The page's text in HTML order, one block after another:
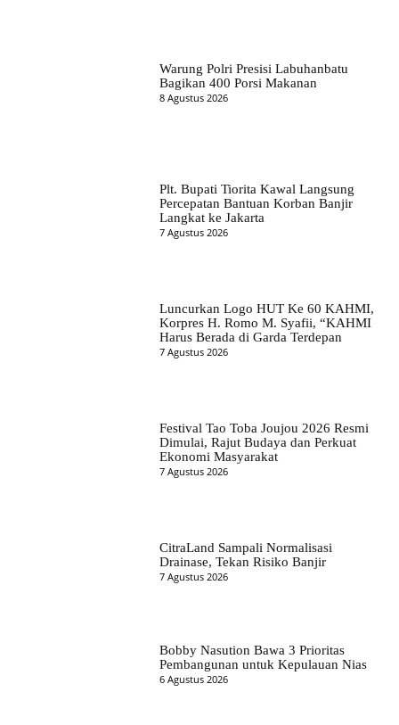
Warung Polri Presisi Labuhanbatu
Bagikan 400 Porsi Makanan
8 Agustus 2026
Plt. Bupati Tiorita Kawal Langsung
Percepatan Bantuan Korban Banjir
Langkat ke Jakarta
7 Agustus 2026
Luncurkan Logo HUT Ke 60 KAHMI,
Korpres H. Romo M. Syafii, “KAHMI
Harus Berada di Garda Terdepan
7 Agustus 2026
Festival Tao Toba Joujou 2026 Resmi
Dimulai, Rajut Budaya dan Perkuat
Ekonomi Masyarakat
7 Agustus 2026
CitraLand Sampali Normalisasi
Drainase, Tekan Risiko Banjir
7 Agustus 2026
Bobby Nasution Bawa 3 Prioritas
Pembangunan untuk Kepulauan Nias
6 Agustus 2026